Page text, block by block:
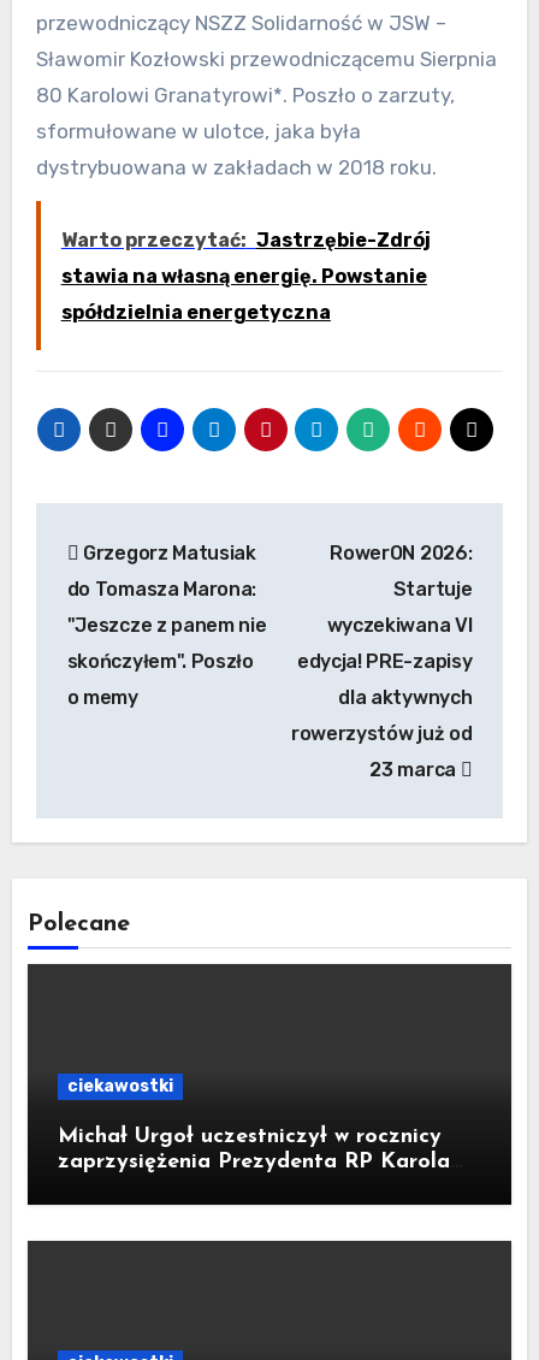
przewodniczący NSZZ Solidarność w JSW –
Sławomir Kozłowski przewodniczącemu Sierpnia
80 Karolowi Granatyrowi*. Poszło o zarzuty,
sformułowane w ulotce, jaka była
dystrybuowana w zakładach w 2018 roku.
Warto przeczytać: Jastrzębie-Zdrój
stawia na własną energię. Powstanie
spółdzielnia energetyczna
wpisu
Grzegorz Matusiak
do Tomasza Marona:
"Jeszcze z panem nie
skończyłem". Poszło
o memy
RowerON 2026:
Startuje
wyczekiwana VI
edycja! PRE-zapisy
dla aktywnych
rowerzystów już od
23 marca
Polecane
ciekawostki
Michał Urgoł uczestniczył w rocznicy
zaprzysiężenia Prezydenta RP Karola